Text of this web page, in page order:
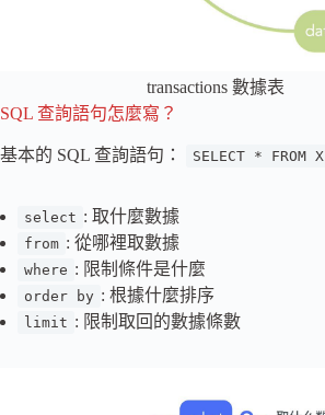
transactions 數據表
SQL 查詢語句怎麼寫？
基本的 SQL 查詢語句： SELECT * FROM X
select : 取什麼數據
from : 從哪裡取數據
where : 限制條件是什麼
order by : 根據什麼排序
limit : 限制取回的數據條數